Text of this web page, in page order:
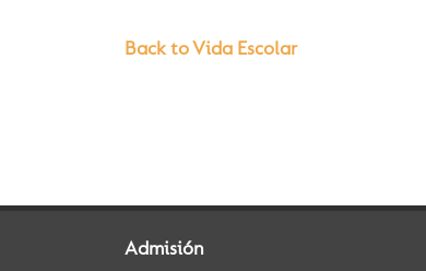
Back to Vida Escolar
Admisión